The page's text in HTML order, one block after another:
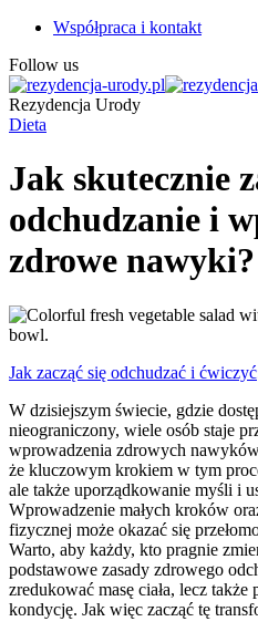
Współpraca i kontakt
Follow us
Rezydencja Urody
Dieta
Jak skutecznie
odchudzanie i
zdrowe nawyki?
Jak zacząć się odchudzać i ćwiczyć
W dzisiejszym świecie, gdzie
nieograniczony, wiele osób staje
wprowadzenia zdrowych
że kluczowym krokiem w tym
ale także uporządkowanie myśli i
Wprowadzenie małych kroków
fizycznej może okazać się
Warto, aby każdy, kto pragnie
podstawowe zasady zdrowego
zredukować masę ciała, lecz
kondycję. Jak więc zacząć tę